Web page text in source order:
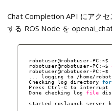
Chat Completion API にアク
する ROS Node を
robotuser@robotuser-PC:~$
robotuser@robotuser-PC:~$
robotuser@robotuser-
... logging to /home/
Checking log directory for
Press Ctrl-C to interrupt
Done checking log file
started roslaunch server